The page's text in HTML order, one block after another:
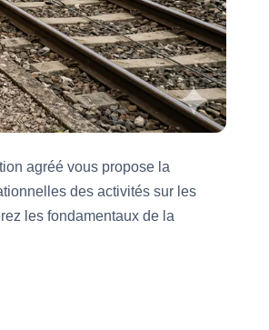
agréé vous propose la
des activités sur les
les fondamentaux de la